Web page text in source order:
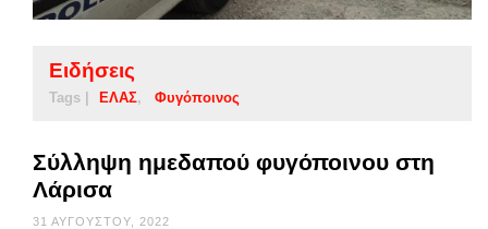
Ειδήσεις
Tags | ΕΛΑΣ Φυγόποινος
Σύλληψη ημεδαπού φυγόποινου στη
Λάρισα
31 ΑΥΓΟΎΣΤΟΥ, 2022